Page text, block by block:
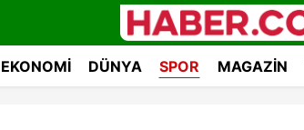
EKONOMI DÜNYA SPOR MAGAZIN